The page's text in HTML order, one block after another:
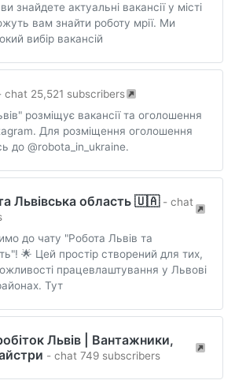
знайдете актуальні вакансії у місті
вам знайти роботу мрії. Ми
вибір вакансій
chat 25,521 subscribers
розміщує вакансії та оголошення
Для розміщення оголошення
до @robota_in_ukraine.
Львівська область 🇺🇦 - chat
до чату "Робота Львів та
🌟 Цей простір створений для тих,
працевлаштування у Львові
Тут
Львів | Вантажники,
- chat 749 subscribers